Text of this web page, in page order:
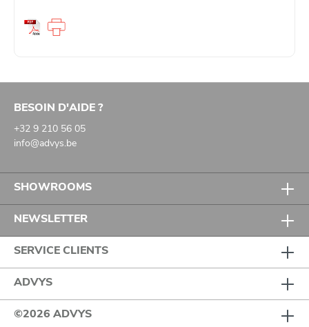
BESOIN D'AIDE ?
+32 9 210 56 05
info@advys.be
SHOWROOMS
NEWSLETTER
SERVICE CLIENTS
ADVYS
©2026 ADVYS